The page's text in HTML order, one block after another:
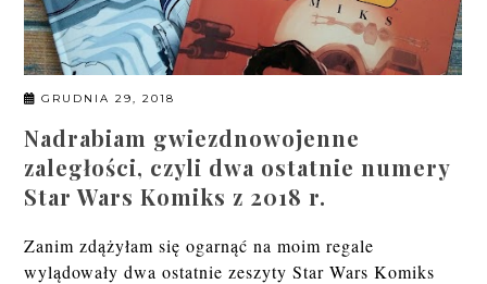
GRUDNIA 29, 2018
Nadrabiam gwiezdnowojenne
zaległości, czyli dwa ostatnie numery
Star Wars Komiks z 2018 r.
Zanim zdążyłam się ogarnąć na moim regale
wylądowały dwa ostatnie zeszyty Star Wars Komiks